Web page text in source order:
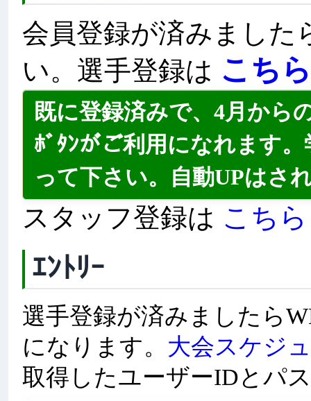
会員登録が済みました
い。選手登録は こち
既に登録済みで、4月から
ﾎﾞﾀﾝがご利用になれます
って下さい。自動UPはさ
スタッフ登録は こちら
ｴﾝﾄﾘｰ
選手登録が済みましたら
になります。 大会スケジ
取得したユーザーIDとパ